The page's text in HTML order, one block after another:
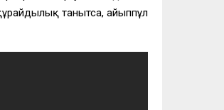
танытса, айыппұл